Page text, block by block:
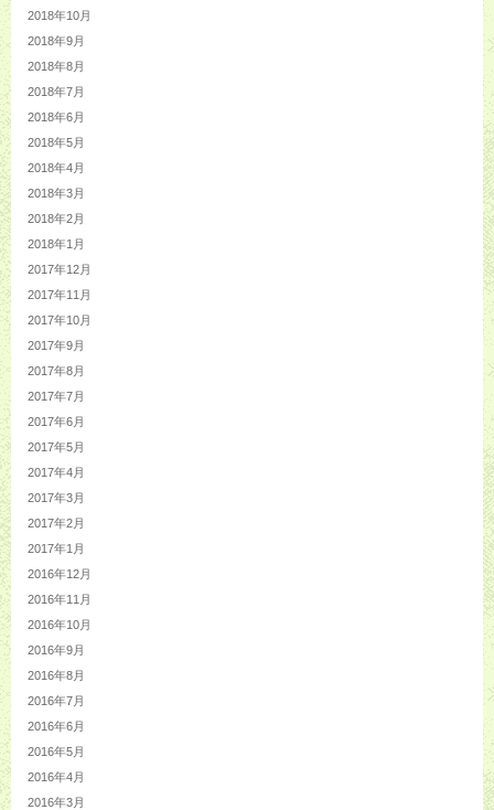
2018年10月
2018年9月
2018年8月
2018年7月
2018年6月
2018年5月
2018年4月
2018年3月
2018年2月
2018年1月
2017年12月
2017年11月
2017年10月
2017年9月
2017年8月
2017年7月
2017年6月
2017年5月
2017年4月
2017年3月
2017年2月
2017年1月
2016年12月
2016年11月
2016年10月
2016年9月
2016年8月
2016年7月
2016年6月
2016年5月
2016年4月
2016年3月